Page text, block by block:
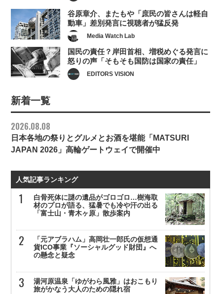
谷原章介、またもや「庶民の皆さんは軽自
動車」差別発言に視聴者が猛反発
Media Watch Lab
国民の責任？岸田首相、増税めぐる発言に
怒りの声「そもそも国防は国家の責任」
EDITORS VISION
新着一覧
2026.08.08
日本各地の祭りとグルメとお酒を堪能「MATSURI
JAPAN 2026」高輪ゲートウェイで開催中
人気記事ランキング
白骨死体に謎の遺品がゴロゴロ…樹海取
材のプロが語る、猛暑でも冷や汗の出る
「富士山・青木ヶ原」散歩案内
「元アブラハム」高岡壮一郎氏の仮想通
貨ICO事業『ソーシャルグッド財団』へ
の懸念と疑念
湯河原温泉「ゆがわら風雅」はおこもり
旅がかなう大人のための隠れ宿